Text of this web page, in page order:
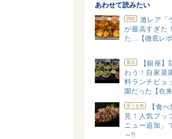
あわせて読みたい
鶏肉
激レア「
が最高すぎた
た…【徹底レポ
食品
【銀座
わう！自家菜
料ランチビュ
園だった【在来
安うま肉
【食
見！人気ブッ
ニュー追加」
～!!